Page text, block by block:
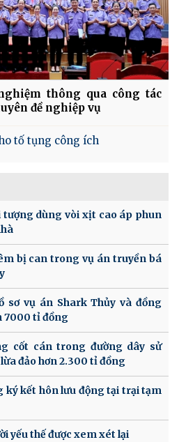
thông qua công tác
đề nghiệp vụ
tố tụng công ích
tượng dùng vòi xịt cao áp phun
bị can trong vụ án truyền bá
sơ vụ án Shark Thủy và đồng
7000 tỉ đồng
cốt cán trong đường dây sử
đảo hơn 2.300 tỉ đồng
ký kết hôn lưu động tại trại tạm
yếu thế được xem xét lại